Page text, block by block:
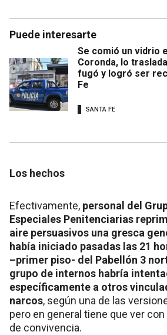
Puede interesarte
Se comió un vidrio
Coronda, lo
fugó y logró ser
Fe
SANTA FE
Los hechos
Efectivamente, personal del
Especiales Penitenciarias
aire persuasivos una gresca
había iniciado pasadas las 21
–primer piso- del Pabellón 3
grupo de internos habría
específicamente a otros
narcos, según una de las
pero en general tiene que ver
de convivencia.